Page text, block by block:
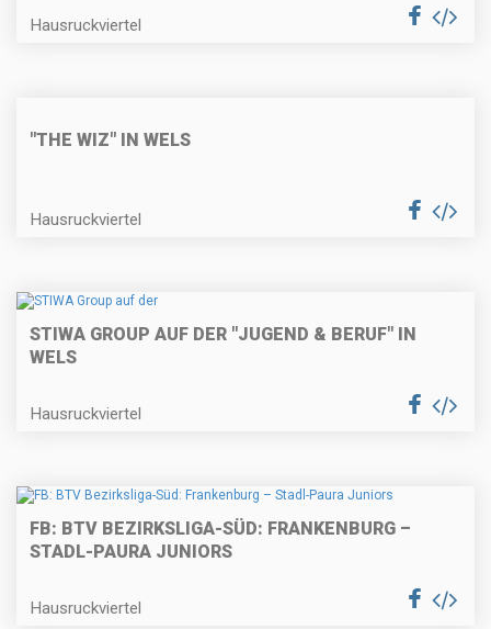
Hausruckviertel
"THE WIZ" IN WELS
Hausruckviertel
STIWA GROUP AUF DER "JUGEND & BERUF" IN
WELS
Hausruckviertel
FB: BTV BEZIRKSLIGA-SÜD: FRANKENBURG –
STADL-PAURA JUNIORS
Hausruckviertel